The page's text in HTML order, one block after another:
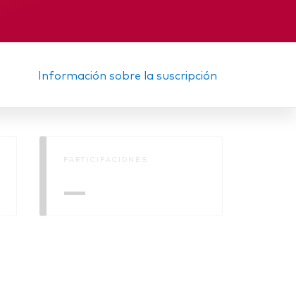
Información sobre la suscripción
PARTICIPACIONES
—